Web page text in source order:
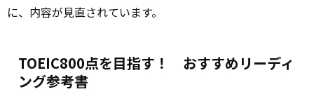
に、内容が見直されています。
TOEIC800点を目指す！ おすすめリーディ
ング参考書